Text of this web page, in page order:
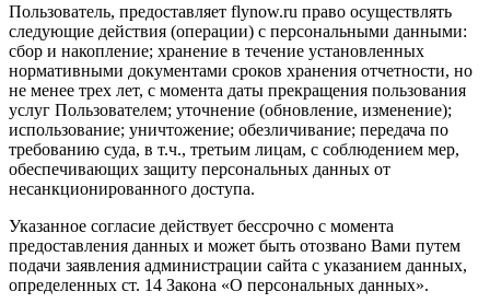
Пользователь, предоставляет flynow.ru право осуществлять
следующие действия (операции) с персональными данными:
сбор и накопление; хранение в течение установленных
нормативными документами сроков хранения отчетности, но
не менее трех лет, с момента даты прекращения пользования
услуг Пользователем; уточнение (обновление, изменение);
использование; уничтожение; обезличивание; передача по
требованию суда, в т.ч., третьим лицам, с соблюдением мер,
обеспечивающих защиту персональных данных от
несанкционированного доступа.
Указанное согласие действует бессрочно с момента
предоставления данных и может быть отозвано Вами путем
подачи заявления администрации сайта с указанием данных,
определенных ст. 14 Закона «О персональных данных».